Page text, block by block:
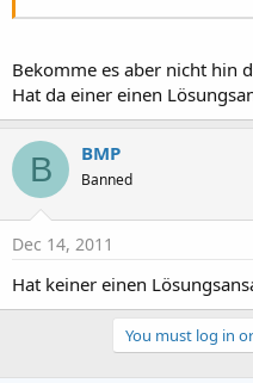
Bekomme es aber nicht hin
Hat da einer einen
B BMP
Banned
Dec 14, 2011
Hat keiner einen
You must log in